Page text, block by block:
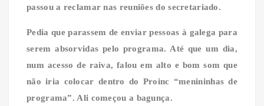
passou a reclamar nas reuniões do secretariado.
Pedia que parassem de enviar pessoas à galega para
serem absorvidas pelo programa. Até que um dia,
num acesso de raiva, falou em alto e bom som que
não iria colocar dentro do Proinc “menininhas de
programa”. Ali começou a bagunça.